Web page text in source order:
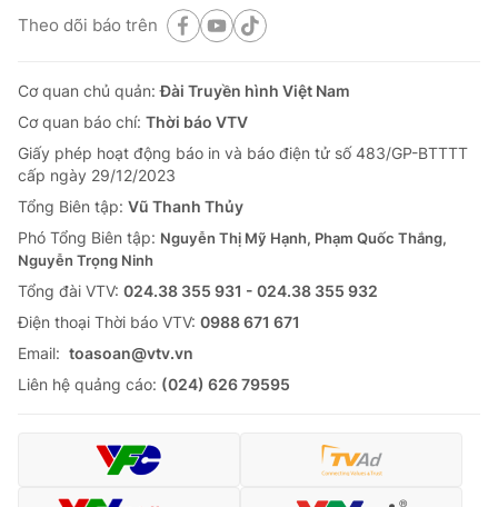
Theo dõi báo trên
Cơ quan chủ quản:Đài Truyền hình Việt Nam
Cơ quan báo chí: Thời báo VTV
Giấy phép hoạt động báo in và báo điện tử số 483/GP-BTTTT
cấp ngày 29/12/2023
Tổng Biên tập: Vũ Thanh Thủy
Phó Tổng Biên tập: Nguyễn Thị Mỹ Hạnh, Phạm Quốc Thắng,
Nguyễn Trọng Ninh
Tổng đài VTV: 024.38 355 931 - 024.38 355 932
Ðiện thoại Thời báo VTV: 0988 671 671
Email: toasoan@vtv.vn
Liên hệ quảng cáo: (024) 626 79595